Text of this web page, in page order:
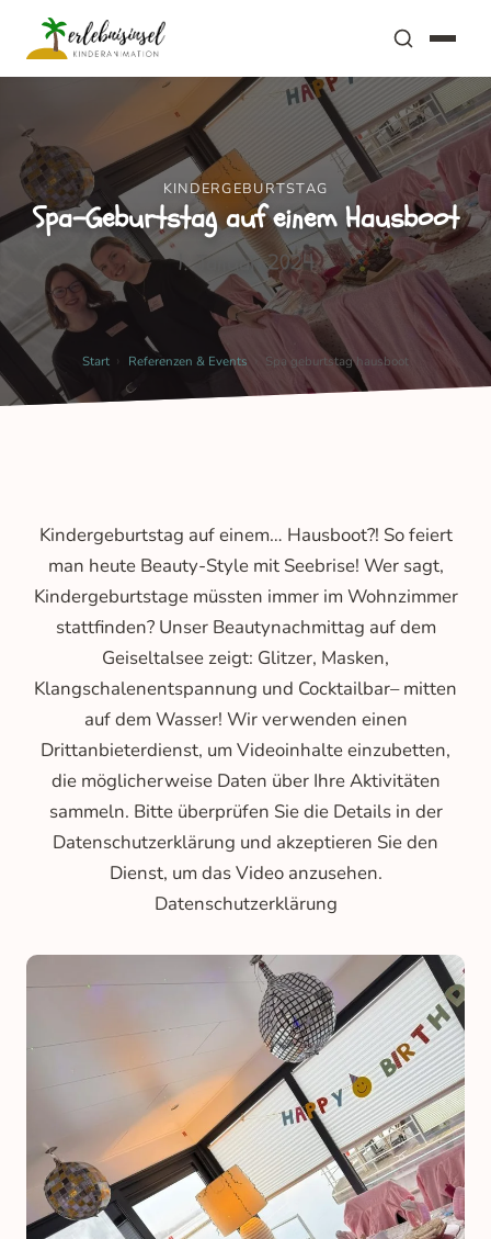
KINDERGEBURTSTAG
Spa-Geburtstag auf einem Hausboot
1. Januar 2024
Start › Referenzen & Events Spa geburtstag hausboot
Kindergeburtstag auf einem… Hausboot?! So feiert
man heute Beauty-Style mit Seebrise! Wer sagt,
Kindergeburtstage müssten immer im Wohnzimmer
stattfinden? Unser Beautynachmittag auf dem
Geiseltalsee zeigt: Glitzer, Masken,
Klangschalenentspannung und Cocktailbar– mitten
auf dem Wasser! Wir verwenden einen
Drittanbieterdienst, um Videoinhalte einzubetten,
die möglicherweise Daten über Ihre Aktivitäten
sammeln. Bitte überprüfen Sie die Details in der
Datenschutzerklärung und akzeptieren Sie den
Dienst, um das Video anzusehen.
Datenschutzerklärung